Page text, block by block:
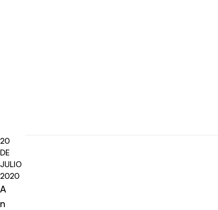
20
DE
JULIO
2020
A
n